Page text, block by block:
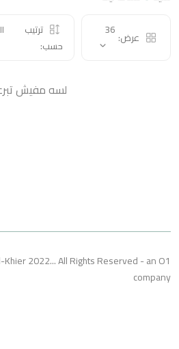
عرض: 36
ترتيب
التقييم:
لسه مفيش تبرعات
El-Khier 2022... All Rights Reserved